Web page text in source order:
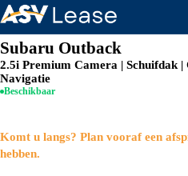
Subaru Outback
2.5i Premium Camera | Schuifdak
Navigatie
Beschikbaar
Komt u langs? Plan vooraf een
hebben.